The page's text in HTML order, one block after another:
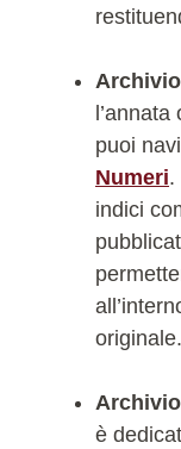
puoi
Numeri.
indici
originale.
è